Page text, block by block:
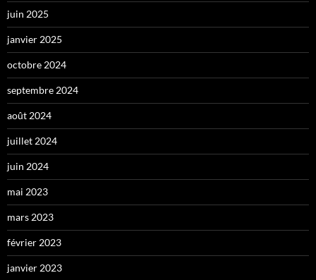
juin 2025
janvier 2025
octobre 2024
septembre 2024
août 2024
juillet 2024
juin 2024
mai 2023
mars 2023
février 2023
janvier 2023